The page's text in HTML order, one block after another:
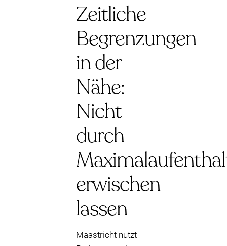
Zeitliche
Begrenzungen
in der
Nähe:
Nicht
durch
erwischen
lassen
Maastricht nutzt